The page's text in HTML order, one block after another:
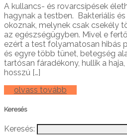
A kullancs- és rovarcsípések
hagynak a testben. Bakteriális
okoznak, melynek csak csekély
az egészségügyben. Mivel e
ezért a test folyamatosan hibás
és egyre több tünet, betegség
tartósan fáradékony, hullik a
hosszú […]
olvass tovább
Keresés
Keresés: